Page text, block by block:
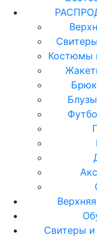
Костюмы
Свитеры и